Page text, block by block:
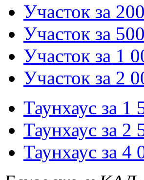
Участок за
Участок за
Участок за 1
Участок за 2
Таунхаус за 1
Таунхаус за 2
Таунхаус за 4